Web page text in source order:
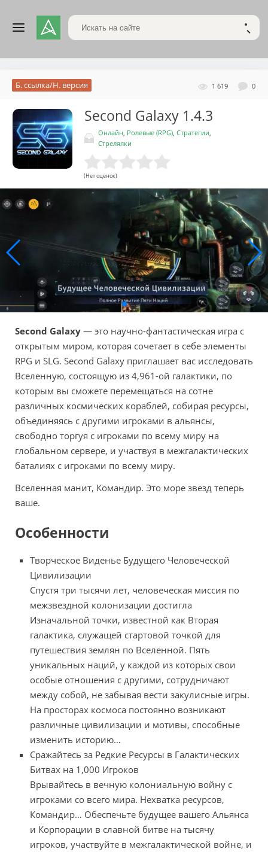
Поиск по сайту
1 619 0
Б. ссылка/Н. версия
Second Galaxy 1.4.3
Онлайн Ролевые (RPG) Стратегии
Стрелялки
(Нет оценок)
Second Galaxy — это научно-фантастическая игра с
открытым миром, которая сочетает в себе элементы
RPG и SLG. Second Galaxy приглашает вас исследовать
Вселенную, состоящую из 4,961-ой галактики, по
которым вы сможете перемещаться на сотне
различных космических кораблей, собирая ресурсы,
объединяясь с другими игроками в альянсы,
свободно торгуя с игроками по всему миру на
глобальном сервере, и участвуя в межгалактических
баталиях с игроками по всему миру.
Вселенная манит, Командир. Это море звезд теперь
ваше.
Особенности
Творческое Виденье Будущего Человеческой
Цивилизации
Спустя три тысячи лет, человеческая миссия по
межзвездной колонизации достигла
Изначальной точки, известной как Вторая
галактика, служащей стартовой точкой для
путешествия землян по Вселенной. Пять
уникальных наций, у каждой из которых свои
особые отношения с другими, сотрудничают
между собой, не забывая вести закулисные игры.
На просторах космоса постоянно возникают
различные цивилизации и мотивы, способные
изменить историю…
Сражайтесь за Редкие Ресурсы в Галактических
Битвах на 1,000 Игроков
Врывайтесь в вечную колониальную войну с
игроками со всего мира. Нехватка ресурсов,
Командир… Обеспечьте будущее вашего Альянса
и Корпорации в славной битве на тысячу
игроков, участвуйте в межгалактической войне, и